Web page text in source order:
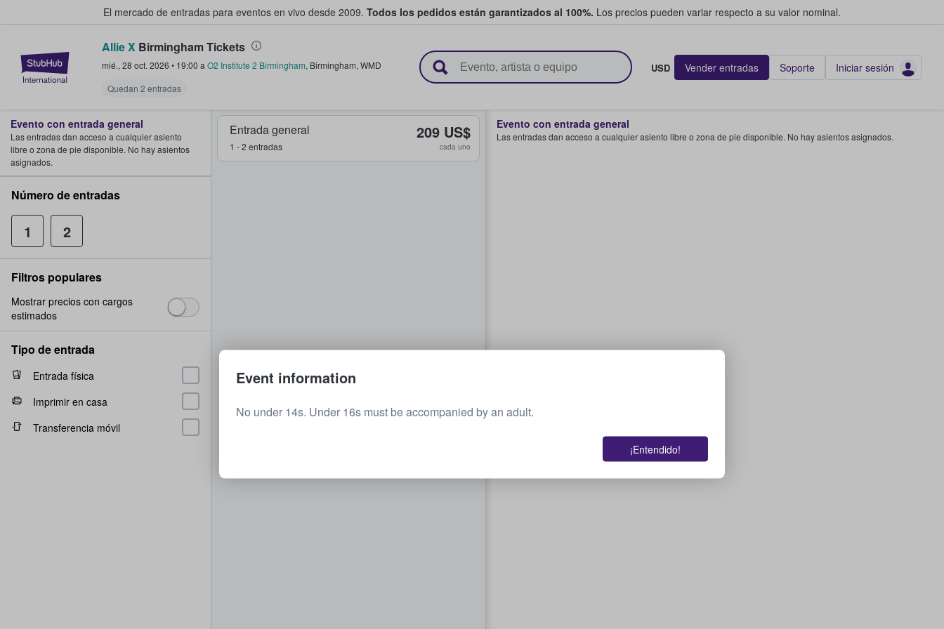
El mercado de entradas para eventos en vivo desde 2009. Todos los pedidos están garantizados al 100%. Los precios pueden variar respecto a su valor nominal.
StubHub: compra y venta de entradas entre fans
Allie X Birmingham Tickets
mié., 28 oct. 2026 • 19:00 a O2 Institute 2 Birmingham, Birmingham, WMD
Quedan 2 entradas
USD Vender entradas Soporte Iniciar sesión
Entrada general
1 - 2 entradas
209 US$
cada uno
Evento con entrada general
Las entradas dan acceso a cualquier asiento libre o zona de pie disponible. No hay asientos asignados.
Evento con entrada general
Las entradas dan acceso a cualquier asiento
libre o zona de pie disponible. No hay asientos
asignados.
Número de entradas
1 2
Filtros populares
Mostrar precios con cargos
estimados
Tipo de entrada
Entrada física
Imprimir en casa
Transferencia móvil
Event information
No under 14s. Under 16s must be accompanied by an adult.
¡Entendido!